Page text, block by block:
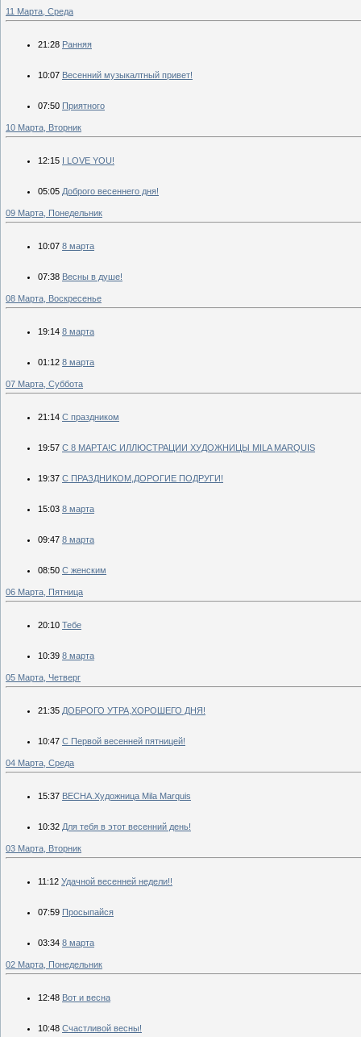
11 Марта, Среда
21:28 Ранняя
10:07 Весенний музыкалтный привет!
07:50 Приятного
10 Марта, Вторник
12:15 I LOVE YOU!
05:05 Доброго весеннего дня!
09 Марта, Понедельник
10:07 8 марта
07:38 Весны в душе!
08 Марта, Воскресенье
19:14 8 марта
01:12 8 марта
07 Марта, Суббота
21:14 С праздником
19:57 С 8 МАРТА!С ИЛЛЮСТРАЦИИ ХУДОЖНИЦЫ MILA MARQUIS
19:37 С ПРАЗДНИКОМ,ДОРОГИЕ ПОДРУГИ!
15:03 8 марта
09:47 8 марта
08:50 С женским
06 Марта, Пятница
20:10 Тебе
10:39 8 марта
05 Марта, Четверг
21:35 ДОБРОГО УТРА,ХОРОШЕГО ДНЯ!
10:47 С Первой весенней пятницей!
04 Марта, Среда
15:37 ВЕСНА.Художница Mila Marquis
10:32 Для тебя в этот весенний день!
03 Марта, Вторник
11:12 Удачной весенней недели!!
07:59 Просыпайся
03:34 8 марта
02 Марта, Понедельник
12:48 Вот и весна
10:48 Счастливой весны!